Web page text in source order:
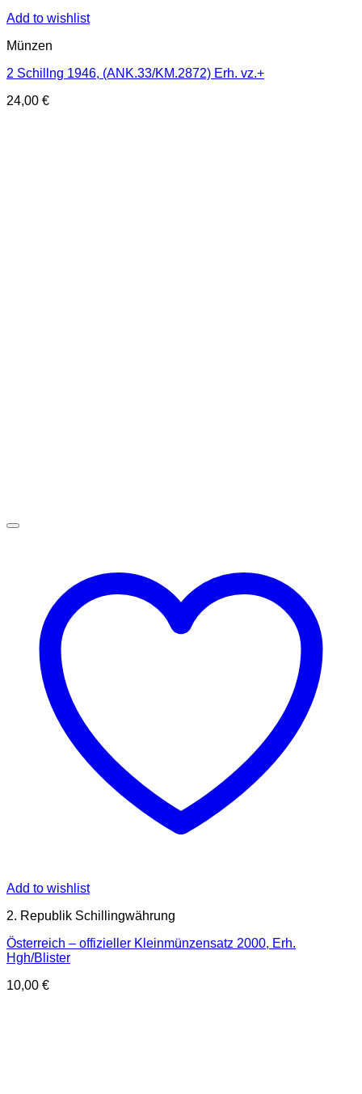
Add to wishlist
Münzen
2 Schillng 1946, (ANK.33/KM.2872) Erh. vz.+
24,00 €
Add to wishlist
2. Republik Schillingwährung
Österreich – offizieller Kleinmünzensatz 2000, Erh.
Hgh/Blister
10,00 €